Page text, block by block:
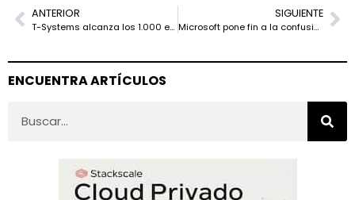
ANTERIOR
T-Systems alcanza los 1.000 empleados en sus Centros de Valor en España
SIGUIENTE
Microsoft pone fin a la confusión con los puertos USB-C en Windows 11
ENCUENTRA ARTÍCULOS